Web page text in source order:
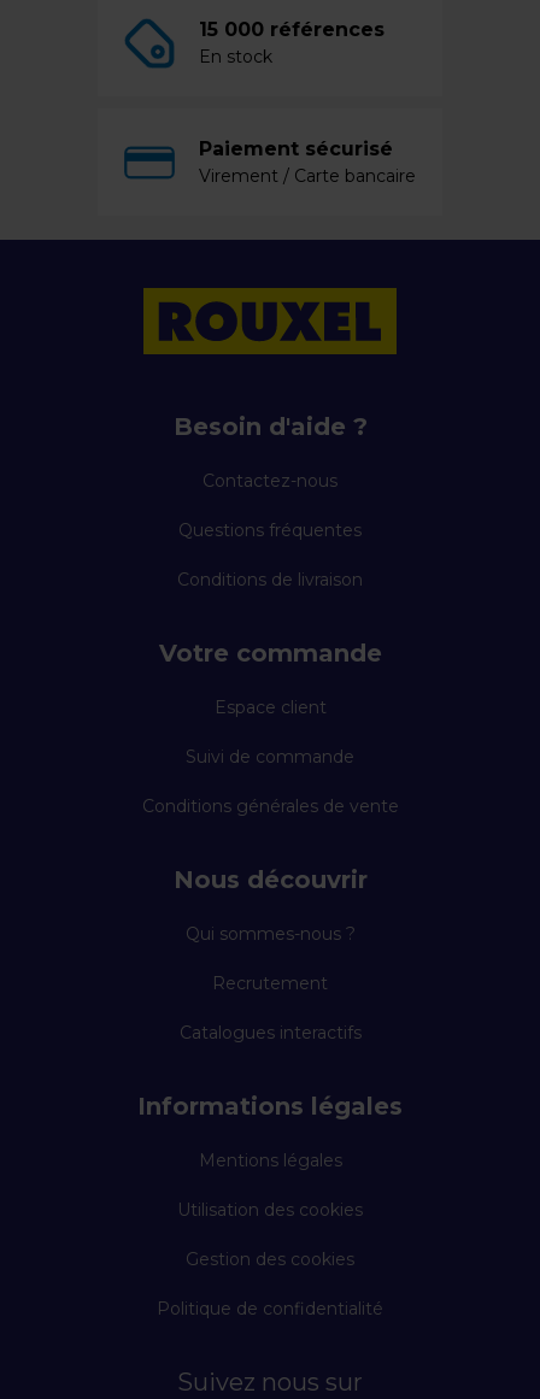
15 000 références
En stock
Paiement sécurisé
Virement / Carte bancaire
Besoin d'aide ?
Contactez-nous
Questions fréquentes
Conditions de livraison
Votre commande
Espace client
Suivi de commande
Conditions générales de vente
Nous découvrir
Qui sommes-nous ?
Recrutement
Catalogues interactifs
Informations légales
Mentions légales
Utilisation des cookies
Gestion des cookies
Politique de confidentialité
Suivez nous sur